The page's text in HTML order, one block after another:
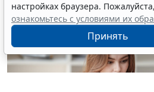
настройках браузера. Пожалуйста,
ознакомьтесь с условиями их
Принять